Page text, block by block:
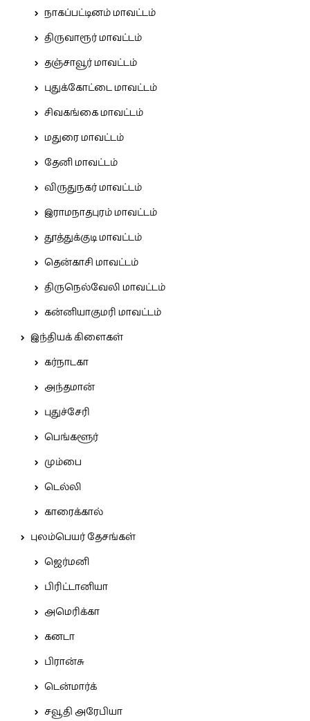
நாகப்பட்டினம் மாவட்டம்
திருவாரூர் மாவட்டம்
தஞ்சாவூர் மாவட்டம்
புதுக்கோட்டை மாவட்டம்
சிவகங்கை மாவட்டம்
மதுரை மாவட்டம்
தேனி மாவட்டம்
விருதுநகர் மாவட்டம்
இராமநாதபுரம் மாவட்டம்
தூத்துக்குடி மாவட்டம்
தென்காசி மாவட்டம்
திருநெல்வேலி மாவட்டம்
கன்னியாகுமரி மாவட்டம்
இந்தியக் கிளைகள்
கர்நாடகா
அந்தமான்
புதுச்சேரி
பெங்களூர்
மும்பை
டெல்லி
காரைக்கால்
புலம்பெயர் தேசங்கள்
ஜெர்மனி
பிரிட்டானியா
அமெரிக்கா
கனடா
பிரான்சு
டென்மார்க்
சவூதி அரேபியா